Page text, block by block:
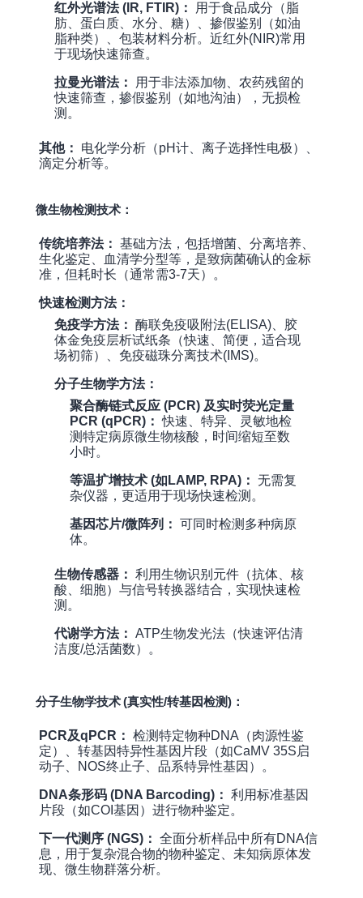
红外光谱法 (IR, FTIR)：
用于食品成分（脂
肪、蛋白质、水分、糖）、掺假鉴别（如油
脂种类）、包装材料分析。近红外(NIR)常用
于现场快速筛查。
拉曼光谱法：
用于非法添加物、农药残留的
快速筛查，掺假鉴别（如地沟油），无损检
测。
其他：
电化学分析（pH计、离子选择性电极）、
滴定分析等。
微生物检测技术：
传统培养法： 基础方法，包括增菌、分离培养、
生化鉴定、血清学分型等，是致病菌确认的金标
准，但耗时长（通常需3-7天）。
快速检测方法：
免疫学方法： 酶联免疫吸附法(ELISA)、胶
体金免疫层析试纸条（快速、简便，适合现
场初筛）、免疫磁珠分离技术(IMS)。
分子生物学方法：
聚合酶链式反应 (PCR) 及实时荧光定量
PCR (qPCR)： 快速、特异、灵敏地检
测特定病原微生物核酸，时间缩短至数
小时。
等温扩增技术 (如LAMP, RPA)： 无需复
杂仪器，更适用于现场快速检测。
基因芯片/微阵列： 可同时检测多种病原
体。
生物传感器： 利用生物识别元件（抗体、核
酸、细胞）与信号转换器结合，实现快速检
测。
代谢学方法： ATP生物发光法（快速评估清
洁度/总活菌数）。
分子生物学技术 (真实性/转基因检测)：
PCR及qPCR： 检测特定物种DNA（肉源性鉴
定）、转基因特异性基因片段（如CaMV 35S启
动子、NOS终止子、品系特异性基因）。
DNA条形码 (DNA Barcoding)： 利用标准基因
片段（如COI基因）进行物种鉴定。
下一代测序 (NGS)： 全面分析样品中所有DNA信
息，用于复杂混合物的物种鉴定、未知病原体发
现、微生物群落分析。